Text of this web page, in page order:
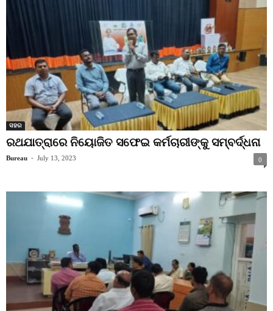
ସହର
ରଥଯାତ୍ରାରେ ନିୟୋଜିତ ସଫେଇ କର୍ମଚାରୀଙ୍କୁ ସମ୍ବର୍ଦ୍ଧନା
Bureau - July 13, 2023 0